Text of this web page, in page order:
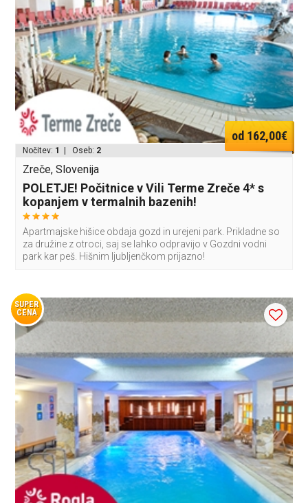
od 162,00€
Nočitev: 1 | Oseb: 2
Zreče, Slovenija
POLETJE! Počitnice v Vili Terme Zreče 4* s
kopanjem v termalnih bazenih!
Apartmajske hišice obdaja gozd in urejeni park. Prikladne so
za družine z otroci, saj se lahko odpravijo v Gozdni vodni
park kar peš. Hišnim ljubljenčkom prijazno!
SUPER
CENA